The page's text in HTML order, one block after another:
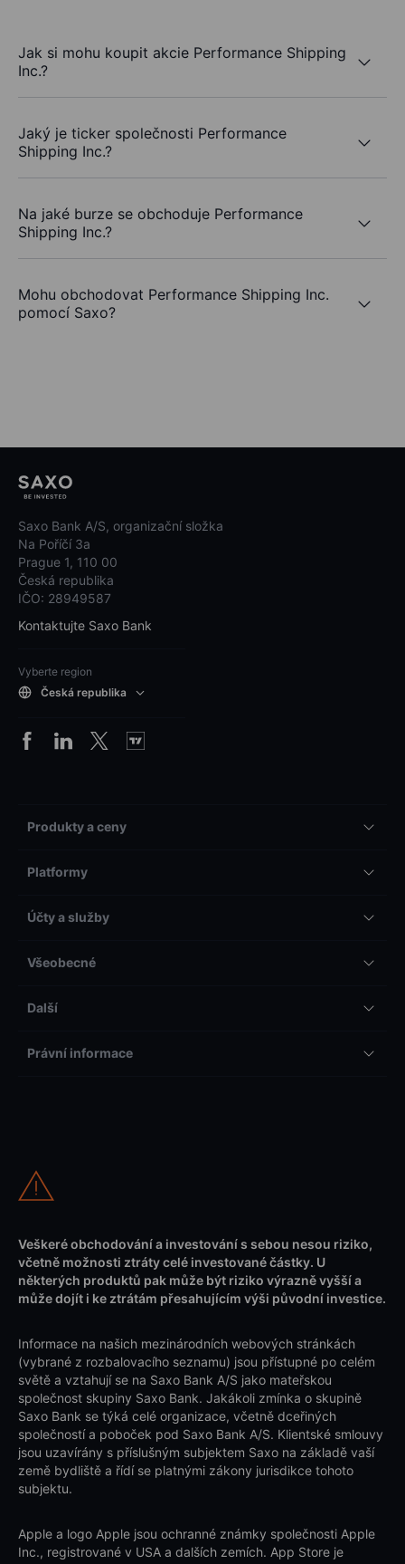
Jak si mohu koupit akcie Performance Shipping
Inc.?
Jaký je ticker společnosti Performance
Shipping Inc.?
Na jaké burze se obchoduje Performance
Shipping Inc.?
Mohu obchodovat Performance Shipping Inc.
pomocí Saxo?
Saxo Bank A/S, organizační složka
Na Poříčí 3a
Prague 1, 110 00
Česká republika
IČO: 28949587
Kontaktujte Saxo Bank
Vyberte region
Česká republika
Produkty a ceny
Platformy
Účty a služby
Všeobecné
Další
Právní informace
Veškeré obchodování a investování s sebou nesou riziko,
včetně možnosti ztráty celé investované částky. U
některých produktů pak může být riziko výrazně vyšší a
může dojít i ke ztrátám přesahujícím výši původní investice.
Informace na našich mezinárodních webových stránkách
(vybrané z rozbalovacího seznamu) jsou přístupné po celém
světě a vztahují se na Saxo Bank A/S jako mateřskou
společnost skupiny Saxo Bank. Jakákoli zmínka o skupině
Saxo Bank se týká celé organizace, včetně dceřiných
společností a poboček pod Saxo Bank A/S. Klientské smlouvy
jsou uzavírány s příslušným subjektem Saxo na základě vaší
země bydliště a řídí se platnými zákony jurisdikce tohoto
subjektu.
Apple a logo Apple jsou ochranné známky společnosti Apple
Inc., registrované v USA a dalších zemích. App Store je